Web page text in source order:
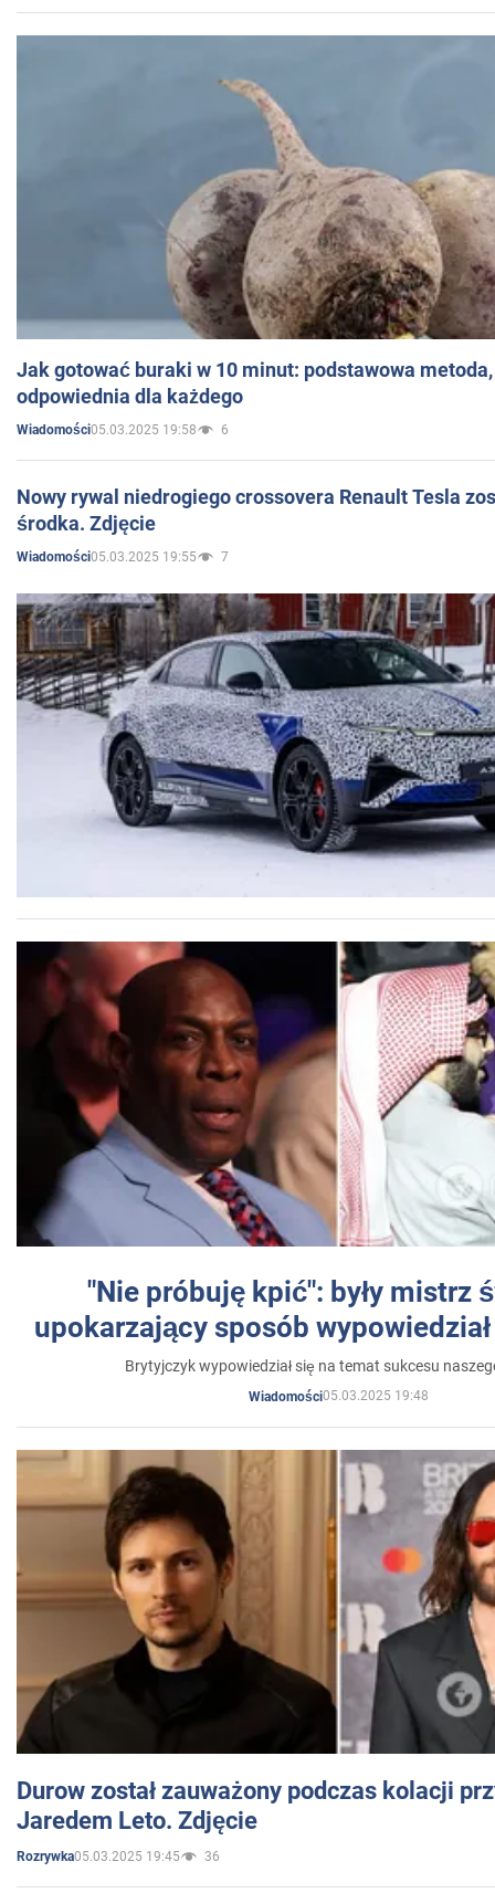
Jak gotować buraki w 10 minut: podstawowa
odpowiednia dla każdego
Wiadomości05.03.2025 19:58 6
Nowy rywal niedrogiego crossovera Renault Tesla
środka. Zdjęcie
Wiadomości05.03.2025 19:55 7
"Nie próbuję kpić": były mistrz
upokarzający sposób
Brytyjczyk wypowiedział się na temat sukcesu
Wiadomości05.03.2025 19:48
Durow został zauważony podczas kolacji
Jaredem Leto. Zdjęcie
Rozrywka05.03.2025 19:45 36